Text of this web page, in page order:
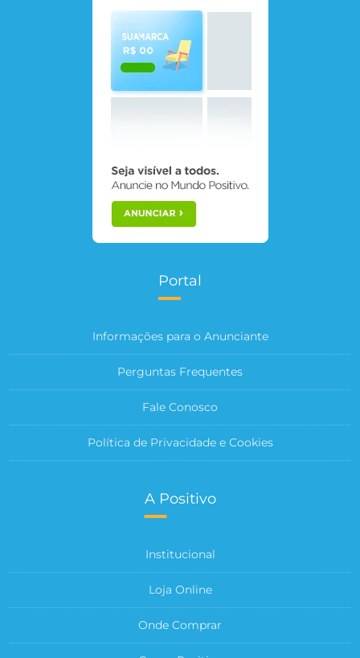
Portal
Informações para o Anunciante
Perguntas Frequentes
Fale Conosco
Política de Privacidade e Cookies
A Positivo
Institucional
Loja Online
Onde Comprar